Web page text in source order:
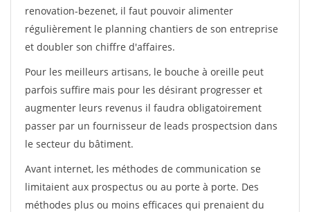
renovation-bezenet, il faut pouvoir alimenter
régulièrement le planning chantiers de son entreprise
et doubler son chiffre d'affaires.
Pour les meilleurs artisans, le bouche à oreille peut
parfois suffire mais pour les désirant progresser et
augmenter leurs revenus il faudra obligatoirement
passer par un fournisseur de leads prospectsion dans
le secteur du bâtiment.
Avant internet, les méthodes de communication se
limitaient aux prospectus ou au porte à porte. Des
méthodes plus ou moins efficaces qui prenaient du